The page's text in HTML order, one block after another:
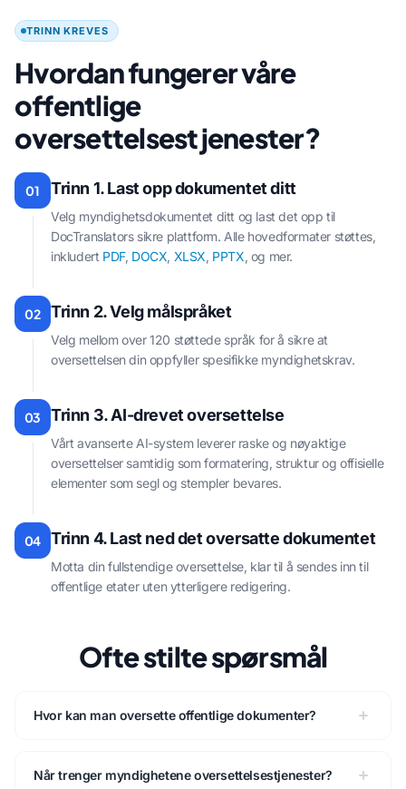
TRINN KREVES
Hvordan fungerer våre
offentlige
oversettelsestjenester?
01 Trinn 1. Last opp dokumentet ditt
Velg myndighetsdokumentet ditt og last det opp til
DocTranslators sikre plattform. Alle hovedformater støttes,
inkludert PDF, DOCX, XLSX, PPTX, og mer.
02 Trinn 2. Velg målspråket
Velg mellom over 120 støttede språk for å sikre at
oversettelsen din oppfyller spesifikke myndighetskrav.
03 Trinn 3. AI-drevet oversettelse
Vårt avanserte AI-system leverer raske og nøyaktige
oversettelser samtidig som formatering, struktur og offisielle
elementer som segl og stempler bevares.
04 Trinn 4. Last ned det oversatte dokumentet
Motta din fullstendige oversettelse, klar til å sendes inn til
offentlige etater uten ytterligere redigering.
Ofte stilte spørsmål
Hvor kan man oversette offentlige dokumenter?
Når trenger myndighetene oversettelsestjenester?